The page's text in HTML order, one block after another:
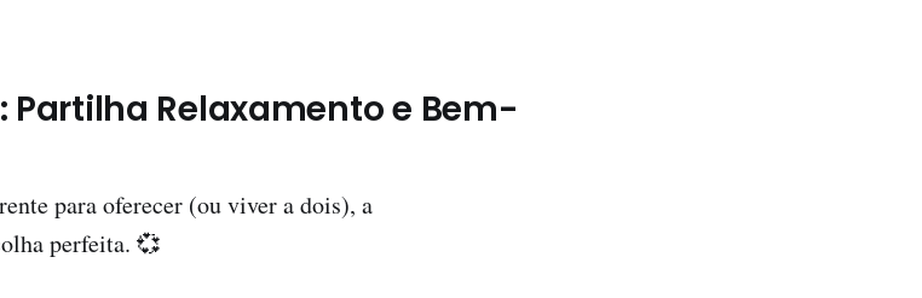
Partilha Relaxamento e Bem-
para oferecer (ou viver a dois), a
perfeita. 💞